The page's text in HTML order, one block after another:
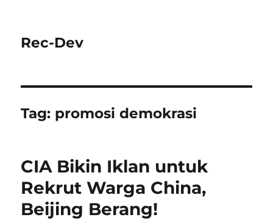
Rec-Dev
Tag: promosi demokrasi
CIA Bikin Iklan untuk
Rekrut Warga China,
Beijing Berang!